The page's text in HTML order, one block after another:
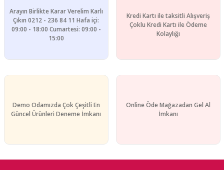
Arayın Birlikte Karar Verelim Karlı
Çıkın 0212 - 236 84 11 Hafa içi:
09:00 - 18:00 Cumartesi: 09:00 -
15:00
Kredi Kartı ile taksitli Alışveriş
Çoklu Kredi Kartı ile Ödeme
Kolaylığı
Demo Odamızda Çok Çeşitli En
Güncel Ürünleri Deneme İmkanı
Online Öde Mağazadan Gel Al
İmkanı